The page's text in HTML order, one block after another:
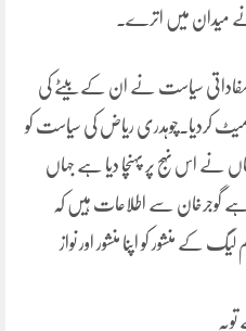
میدان میں اترے۔
مفاداتی سیاست نے ان کے بیٹے کی
کردیا۔چوہدری ریاض کی سیاست کو
نے اس نہج پر پہنچا دیا ہے جہاں
گوجرخان سے اطلاعات ہیں کہ
کے منشور کو اپنا منشور اور نواز